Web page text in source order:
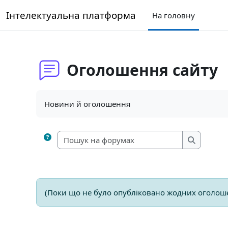
Інтелектуальна платформа На головну
Оголошення сайту
Новини й оголошення
Пошук на
Пошук на
(Поки що не було опубліковано жодних